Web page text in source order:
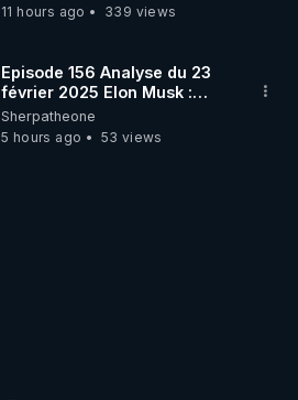
11 hours ago
339 views
Episode 156 Analyse du 23
février 2025 Elon Musk :
Houston , on a un problème !
Sherpatheone
5 hours ago
53 views